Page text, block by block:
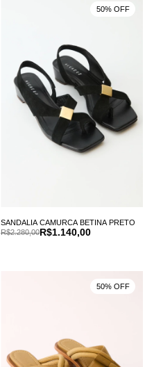
SANDALIA CAMURCA BETINA PRETO
R$1.140,00
R$2.280,00
50% OFF
50% OFF